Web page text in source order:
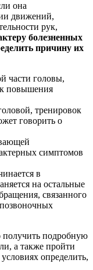
она
движений,
рук,
болезненных
причину их
части головы,
повышения
тренировок
говорить о
симптомов
в
на остальные
связанного
подробную
а также пройти
определить,